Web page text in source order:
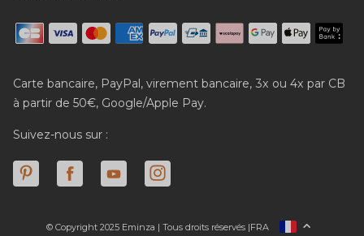
Carte bancaire, PayPal, virement bancaire, 3x ou 4x par CB
à partir de 50€, Google/Apple Pay.
Suivez-nous sur :
© Copyright 2025 Eminza | Tous droits réservés |
ESPAÑAFRA